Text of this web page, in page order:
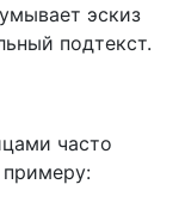
эскиз
подтекст.
часто
примеру: